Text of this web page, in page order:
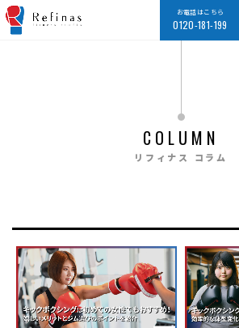
お電話はこちら
0120-181-199
COLUMN
リフィナス コラム